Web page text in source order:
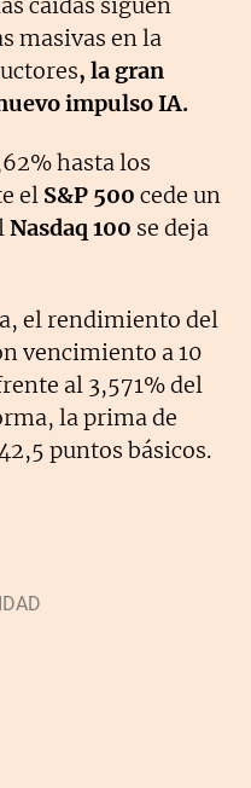
masivas en la
, la gran
impulso IA.
hasta los
el S&P 500 cede un
Nasdaq 100 se deja
el rendimiento del
vencimiento a 10
al 3,571% del
la prima de
puntos básicos.